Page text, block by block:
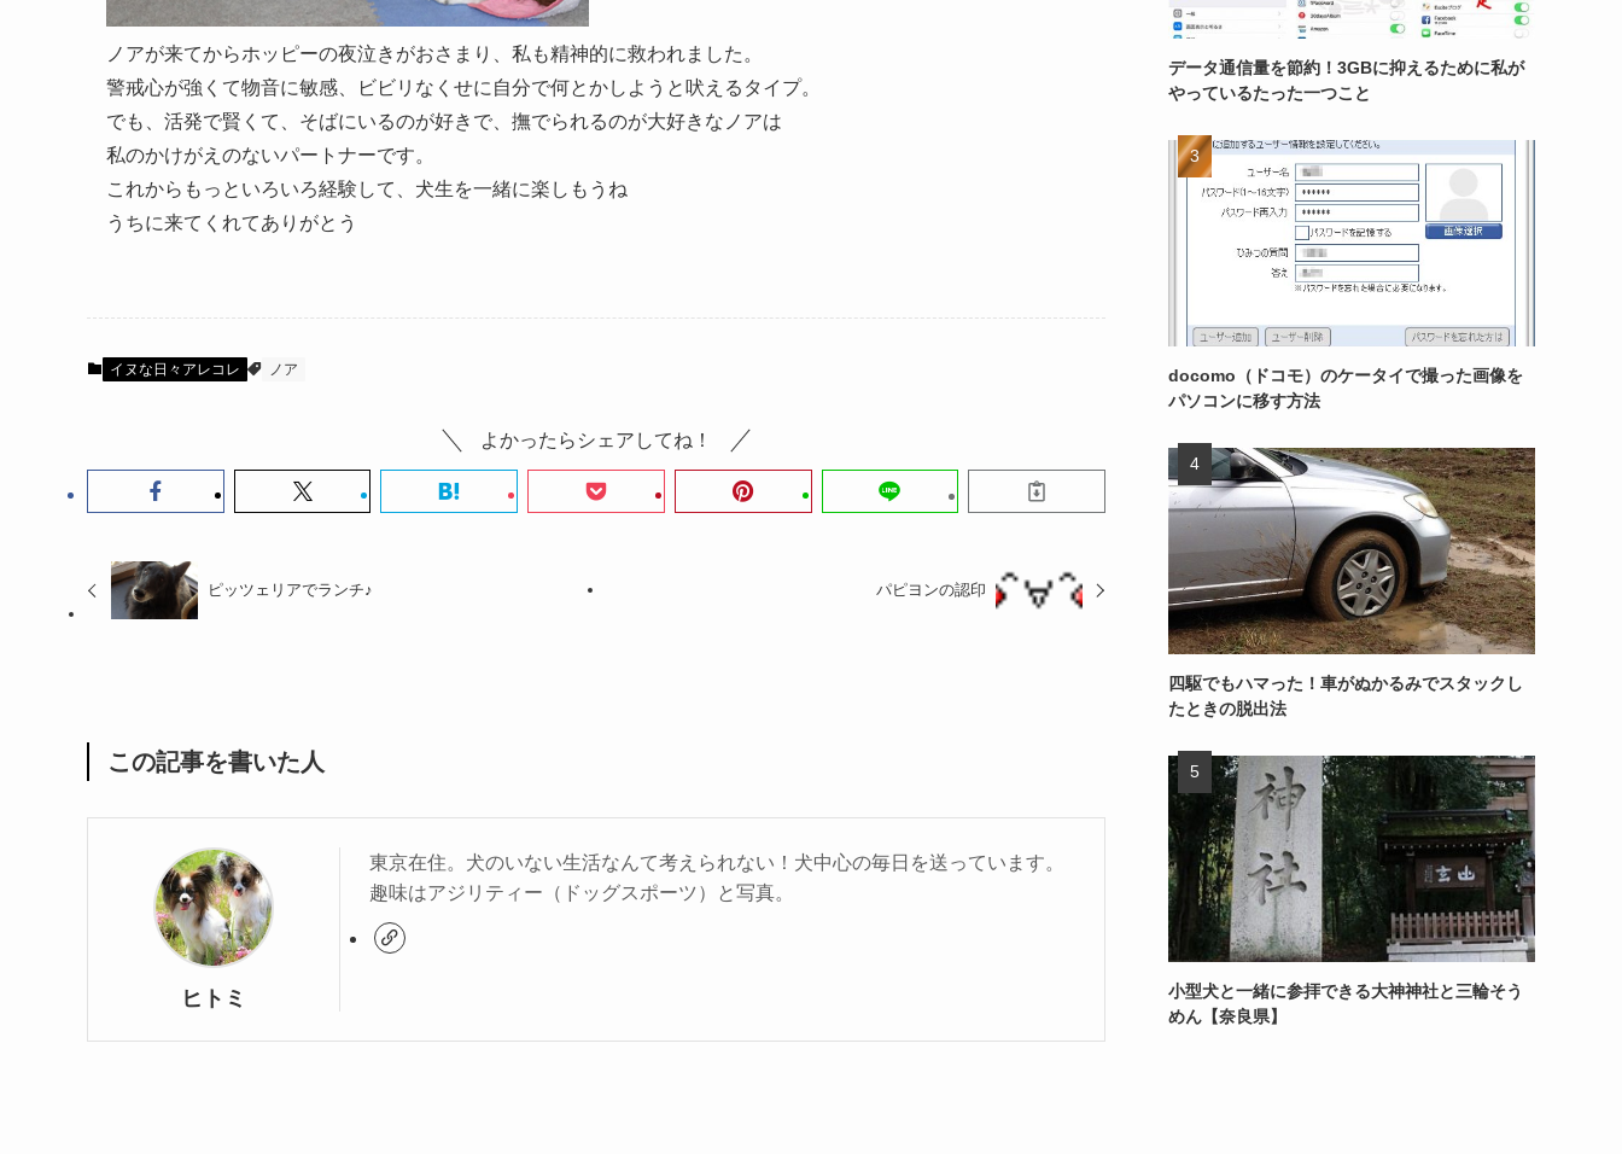
ノアが来てからホッピーの夜泣きがおさまり、私も精神的に救われました。
警戒心が強くて物音に敏感、ビビリなくせに自分で何とかしようと吠えるタイプ。
でも、活発で賢くて、そばにいるのが好きで、撫でられるのが大好きなノアは
私のかけがえのないパートナーです。
これからもっといろいろ経験して、犬生を一緒に楽しもうね
うちに来てくれてありがとう
イヌな日々アレコレ ノア
よかったらシェアしてね！
ピッツェリアでランチ♪ パピヨンの認印
この記事を書いた人
ヒトミ
東京在住。犬のいない生活なんて考えられない！犬中心の毎日を送っています。
趣味はアジリティー（ドッグスポーツ）と写真。
データ通信量を節約！3GBに抑えるために私が
やっているたった一つこと
docomo（ドコモ）のケータイで撮った画像を
パソコンに移す方法
四駆でもハマった！車がぬかるみでスタックし
たときの脱出法
小型犬と一緒に参拝できる大神神社と三輪そう
めん【奈良県】